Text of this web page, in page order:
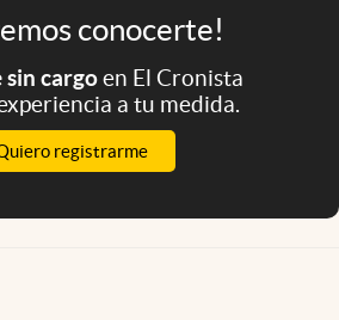
conocerte!
sin cargoen El Cronista
a tu medida.
registrarme